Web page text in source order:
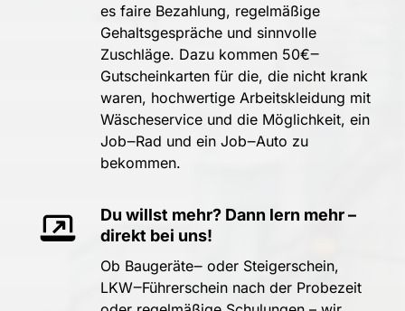
es faire Bezahlung,
regelmäßige
Gehaltsgespräche und
sinnvolle
Zuschläge. Dazu kommen 50€‒
Gutscheinkarten für die, die nicht
krank
waren, hochwertige Arbeitskleidung
mit
Wäscheservice und die Möglichkeit,
ein
Job‒Rad und ein Job‒Auto
zu
bekommen.
Du willst mehr? Dann lern mehr
–
direkt bei uns!
Ob Baugeräte‒ oder
LKW‒Führerschein nach der
Probezeit